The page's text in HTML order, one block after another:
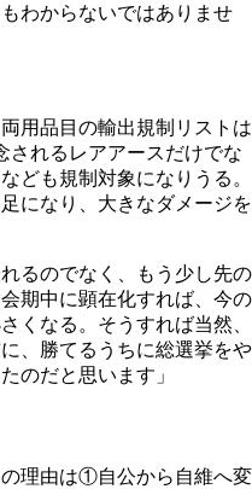
わからないではありませ
用品目の輸出規制リストは
されるレアアースだけでな
ども規制対象になりうる。
になり、大きなダメージを
るのでなく、もう少し先の
期中に顕在化すれば、今の
くなる。そうすれば当然、
、勝てるうちに総選挙をや
のだと思います」
理由は①自公から自維へ変